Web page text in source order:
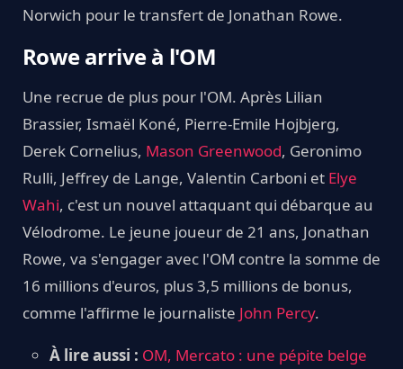
Norwich pour le transfert de Jonathan Rowe.
Rowe arrive à l'OM
Une recrue de plus pour l'OM. Après Lilian
Brassier, Ismaël Koné, Pierre-Emile Hojbjerg,
Derek Cornelius, Mason Greenwood, Geronimo
Rulli, Jeffrey de Lange, Valentin Carboni et Elye
Wahi, c'est un nouvel attaquant qui débarque au
Vélodrome. Le jeune joueur de 21 ans, Jonathan
Rowe, va s'engager avec l'OM contre la somme de
16 millions d'euros, plus 3,5 millions de bonus,
comme l'affirme le journaliste John Percy.
À lire aussi : OM, Mercato : une pépite belge